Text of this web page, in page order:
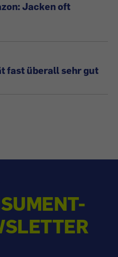
Jacken oft
fast überall sehr gut